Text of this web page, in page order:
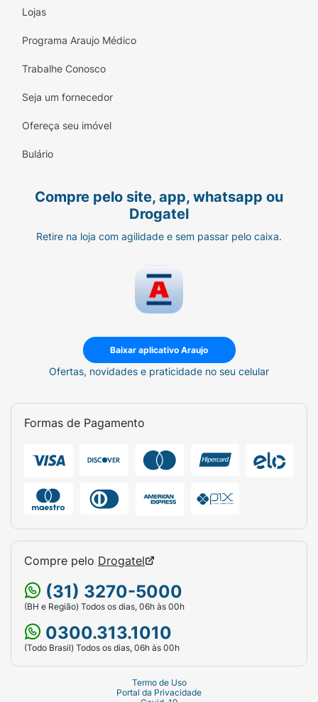
Lojas
Programa Araujo Médico
Trabalhe Conosco
Seja um fornecedor
Ofereça seu imóvel
Bulário
Compre pelo site, app, whatsapp ou
Drogatel
Retire na loja com agilidade e sem passar pelo caixa.
Baixar aplicativo Araujo
Ofertas, novidades e praticidade no seu celular
Formas de Pagamento
Compre pelo Drogatel
(31) 3270-5000
(BH e Região) Todos os dias, 06h às 00h
0300.313.1010
(Todo Brasil) Todos os dias, 06h às 00h
Termo de Uso
Portal da Privacidade